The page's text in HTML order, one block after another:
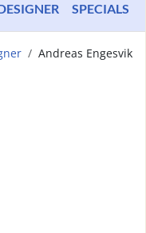
SPECIALS
Andreas Engesvik